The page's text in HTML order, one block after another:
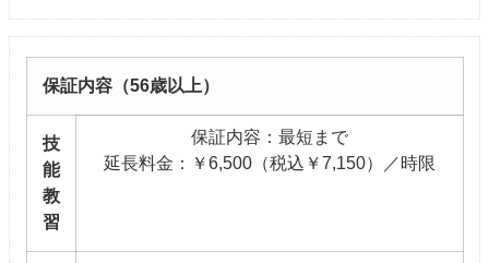
保証内容（56歳以上）
技
能
教
習
保証内容：最短まで
延長料金：￥6,500（税込￥7,150）／時限